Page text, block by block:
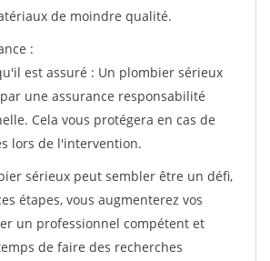
de moindre qualité.
:
est assuré : Un plombier sérieux
une assurance responsabilité
Cela vous protégera en cas de
lors de l'intervention.
sérieux peut sembler être un défi,
étapes, vous augmenterez vos
un professionnel compétent et
de faire des recherches